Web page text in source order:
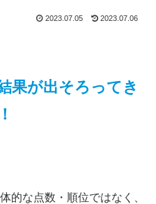
2023.07.05 2023.07.06
果が出そろってき
的な点数・順位ではなく、